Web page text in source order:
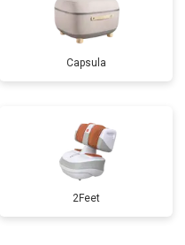
Capsula
2Feet